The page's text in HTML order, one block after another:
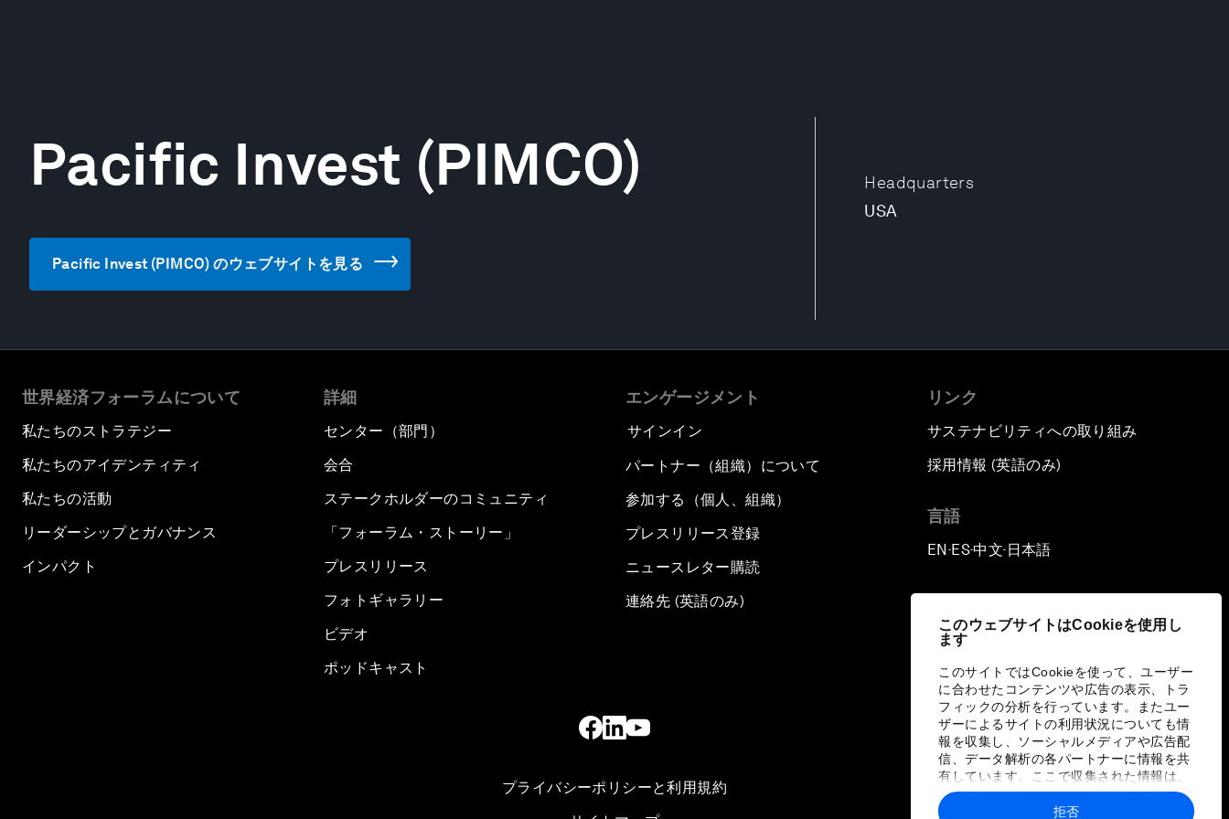
このウェブサイトはCookieを使用し
ます
このサイトではCookieを使って、ユーザー
に合わせたコンテンツや広告の表示、トラ
フィックの分析を行っています。またユー
ザーによるサイトの利用状況についても情
報を収集し、ソーシャルメディアや広告配
信、データ解析の各パートナーに情報を共
有しています。ここで収集された情報は、
ユーザーが各パートナーに提供した他の情
報や各パートナーのサービスを使用した際
拒否
Headquarters
USA
Pacific Invest (PIMCO)
Pacific Invest (PIMCO) のウェブサイトを見る
世界経済フォーラムについて
私たちのストラテジー
私たちのアイデンティティ
私たちの活動
リーダーシップとガバナンス
インパクト
詳細
センター（部門）
会合
ステークホルダーのコミュニティ
「フォーラム・ストーリー」
プレスリリース
フォトギャラリー
ビデオ
ポッドキャスト
エンゲージメント
サインイン
パートナー（組織）について
参加する（個人、組織）
プレスリリース登録
ニュースレター購読
連絡先 (英語のみ)
リンク
サステナビリティへの取り組み
採用情報 (英語のみ)
言語
EN ▪ES▪中文▪ 日本語
プライバシーポリシーと利用規約